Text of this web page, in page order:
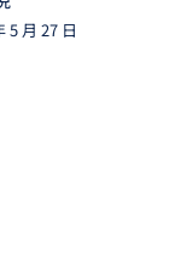
5 月 27 日